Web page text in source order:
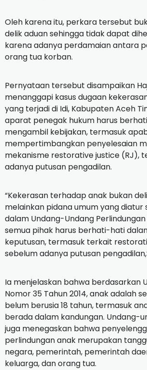
Oleh karena itu, perkara tersebut
delik aduan sehingga tidak dapat
karena adanya perdamaian antara
orang tua korban.
Pernyataan tersebut disampaikan
menanggapi kasus dugaan
yang terjadi di Idi, Kabupaten Aceh
aparat penegak hukum harus
mengambil kebijakan, termasuk
mempertimbangkan penyelesaian
mekanisme restorative justice (RJ),
adanya putusan pengadilan.
“Kekerasan terhadap anak bukan
melainkan pidana umum yang diatur
dalam Undang-Undang Perlindungan
semua pihak harus berhati-hati
keputusan, termasuk terkait
sebelum adanya putusan
Ia menjelaskan bahwa berdasarkan
Nomor 35 Tahun 2014, anak adalah
belum berusia 18 tahun, termasuk
berada dalam kandungan. Undang-
juga menegaskan bahwa
perlindungan anak merupakan
negara, pemerintah, pemerintah
keluarga, dan orang tua.